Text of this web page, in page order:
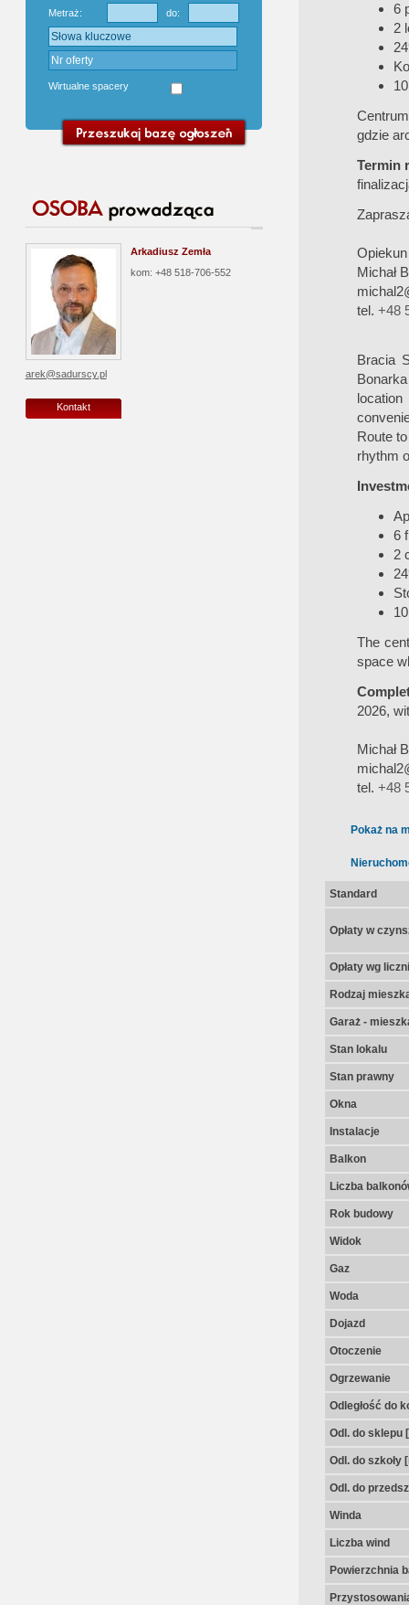
Metraż: do:
Wirtualne spacery
Arkadiusz Zemła
kom: +48 518-706-552
arek@sadurscy.pl
Kontakt
6
2
gdzie
Termin
Michał
tel. +48
Bracia
Route
rhythm
6
2
The
space
2026,
Michał
tel. +48
Pokaż na
Standard
Opłaty w
Opłaty wg
Rodzaj
Garaż -
Stan lokalu
Stan prawny
Okna
Instalacje
Balkon
Liczba
Rok budowy
Widok
Gaz
Woda
Dojazd
Otoczenie
Ogrzewanie
Odległość do
Odl. do sklepu
Odl. do szkoły
Odl. do
Winda
Liczba wind
Powierzchnia